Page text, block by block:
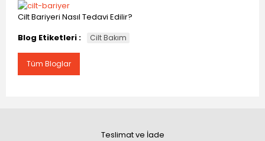
Cilt Bariyeri Nasıl Tedavi Edilir?
Blog Etiketleri :
Cilt Bakım
Tüm Bloglar
Teslimat ve İade